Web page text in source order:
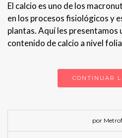
El calcio es uno de los
en los procesos fisiológicos y
plantas. Aquí les presentamos
contenido de calcio a nivel
CONTINUAR
por